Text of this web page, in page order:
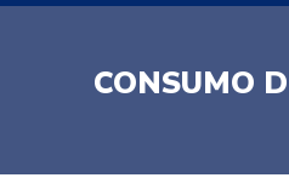
CONSUMO